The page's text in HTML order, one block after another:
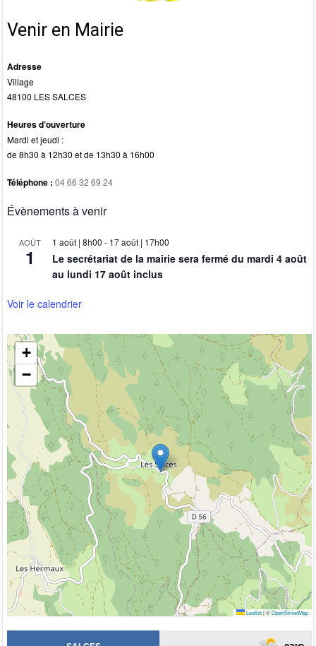
k
Venir en Mairie
Adresse
Village
48100 LES SALCES
Heures d’ouverture
Mardi et jeudi :
de 8h30 à 12h30 et de 13h30 à 16h00
Téléphone : 04 66 32 69 24
Évènements à venir
AOÛT
1
1 août | 8h00 - 17 août | 17h00
Le secrétariat de la mairie sera fermé du mardi 4 août
au lundi 17 août inclus
Voir le calendrier
+
−
Leaflet |©OpenStreetMap